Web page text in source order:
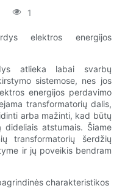
1
elektros energijos
atlieka labai svarbų
sistemose, nes jos
energijos perdavimo
transformatorių dalis,
arba mažinti, kad būtų
atstumais. Šiame
transformatorių šerdžių
ir jų poveikis bendram
charakteristikos